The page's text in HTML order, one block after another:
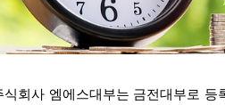
식회사 엠에스대부는 금전대부로